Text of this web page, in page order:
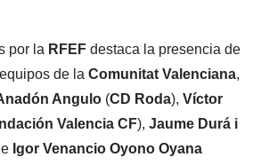
por la RFEF destaca la presencia de
de la Comunitat Valenciana,
Angulo(CD Roda), Víctor
Valencia CF), Jaume Durá i
Igor Venancio Oyono Oyana